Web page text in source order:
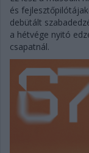
és
debütált
a hétvége nyitó
csapatnál.